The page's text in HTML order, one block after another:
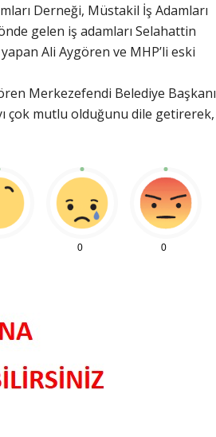
Derneği, Müstakil İş Adamları
gelen iş adamları Selahattin
Ali Aygören ve MHP’li eski
Merkezefendi Belediye Başkanı
çok mutlu olduğunu dile getirerek,
0 0
(21 Mart - 20 Nisan)
Burcunun 07.08.2026 Günlük Yorumu